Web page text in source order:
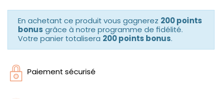
En achetant ce produit vous gagnerez 200 points
bonus grâce à notre programme de fidélité.
Votre panier totalisera 200 points bonus.
Paiement sécurisé